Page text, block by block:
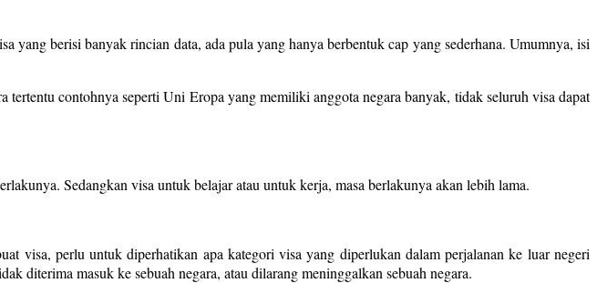
yang berisi banyak rincian data, ada pula yang hanya berbentuk cap yang sederhana. Umumnya, isi
contohnya seperti Uni Eropa yang memiliki anggota negara banyak, tidak seluruh visa dapat
Sedangkan visa untuk belajar atau untuk kerja, masa berlakunya akan lebih lama.
visa, perlu untuk diperhatikan apa kategori visa yang diperlukan dalam perjalanan ke luar negeri
diterima masuk ke sebuah negara, atau dilarang meninggalkan sebuah negara.